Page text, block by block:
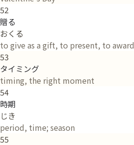
52
贈る
おくる
to give as a gift, to present, to award
53
タイミング
timing, the right moment
54
時期
じき
period, time; season
55